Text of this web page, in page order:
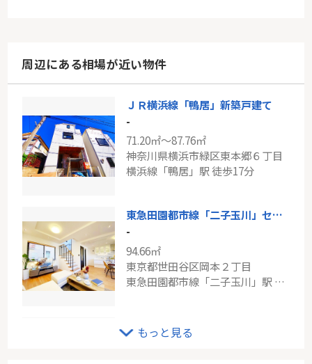
周辺にある相場が近い物件
ＪＲ横浜線「鴨居」新築戸建て
-
71.20㎡～87.76㎡
神奈川県横浜市緑区東本郷６丁目
横浜線「鴨居」駅 徒歩17分
東急田園都市線「二子玉川」セボン二子玉川園
-
94.66㎡
東京都世田谷区岡本２丁目
東急田園都市線「二子玉川」駅 徒歩15分
ビッグヴァン宮前平
-
もっと見る